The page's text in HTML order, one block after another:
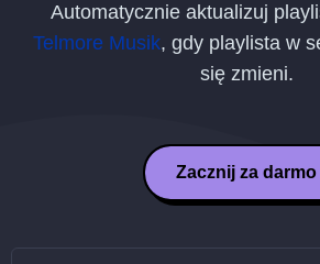
Automatycznie aktualizuj
Telmore Musik, gdy playlista w
się zmieni.
Zacznij za darmo